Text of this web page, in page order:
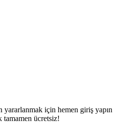
yararlanmak için hemen giriş yapın
tamamen ücretsiz!